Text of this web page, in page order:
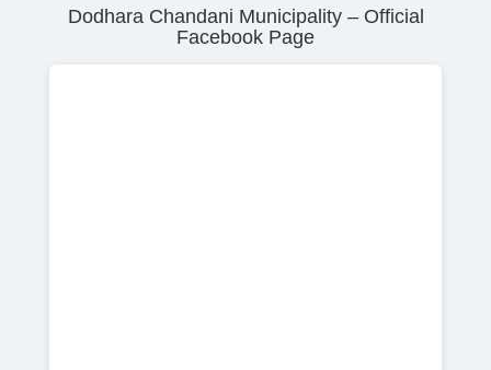
Dodhara Chandani Municipality – Official
Facebook Page